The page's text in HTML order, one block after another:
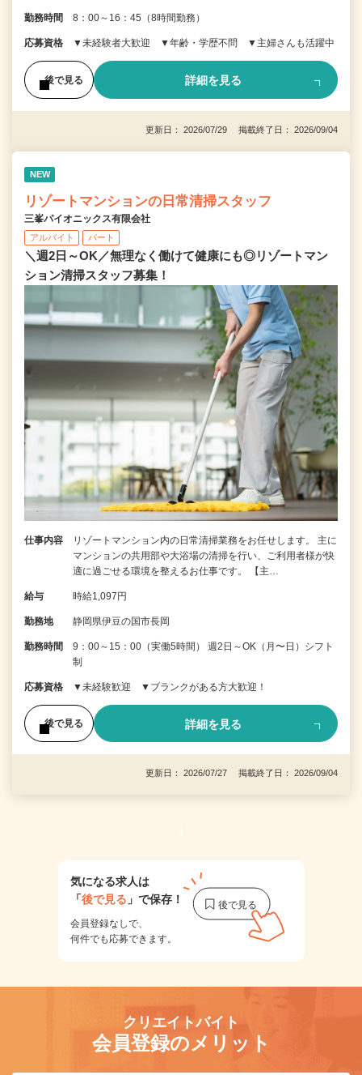
勤務時間 8：00～16：45（8時間勤務）
応募資格 ▼未経験者大歓迎 ▼年齢・学歴不問 ▼主婦さんも活躍中
後で見る 詳細を見る
更新日： 2026/07/29 掲載終了日： 2026/09/04
NEW
リゾートマンションの日常清掃スタッフ
三峯パイオニックス有限会社
アルバイト パート
＼週2日～OK／無理なく働けて健康にも◎リゾートマン
ション清掃スタッフ募集！
仕事内容
リゾートマンション内の日常清掃業務をお任せします。 主に
マンションの共用部や大浴場の清掃を行い、ご利用者様が快
適に過ごせる環境を整えるお仕事です。 【主…
給与 時給1,097円
勤務地 静岡県伊豆の国市長岡
勤務時間
9：00～15：00（実働5時間） 週2日～OK（月〜日）シフト
制
応募資格 ▼未経験歓迎 ▼ブランクがある方大歓迎！
後で見る 詳細を見る
更新日： 2026/07/27 掲載終了日： 2026/09/04
1
気になる求人は
「後で見る 」で保存！
会員登録なしで、
何件でも応募できます。
クリエイトバイト
会員登録のメリット